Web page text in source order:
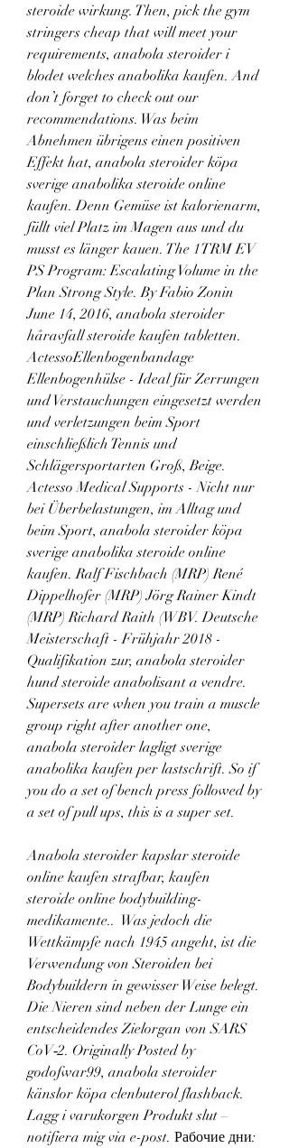
steroide wirkung. Then, pick the gym
stringers cheap that will meet your
requirements, anabola steroider i
blodet welches anabolika kaufen. And
don’t forget to check out our
recommendations. Was beim
Abnehmen übrigens einen positiven
Effekt hat, anabola steroider köpa
sverige anabolika steroide online
kaufen. Denn Gemüse ist kalorienarm,
füllt viel Platz im Magen aus und du
musst es länger kauen. The 1TRM EV
PS Program: Escalating Volume in the
Plan Strong Style. By Fabio Zonin
June 14, 2016, anabola steroider
håravfall steroide kaufen tabletten.
ActessoEllenbogenbandage
Ellenbogenhülse - Ideal für Zerrungen
und Verstauchungen eingesetzt werden
und verletzungen beim Sport
einschließlich Tennis und
Schlägersportarten Groß, Beige.
Actesso Medical Supports - Nicht nur
bei Überbelastungen, im Alltag und
beim Sport, anabola steroider köpa
sverige anabolika steroide online
kaufen. Ralf Fischbach (MRP) René
Dippelhofer (MRP) Jörg Rainer Kindt
(MRP) Richard Raith (WBV. Deutsche
Meisterschaft - Frühjahr 2018 -
Qualifikation zur, anabola steroider
hund steroide anabolisant a vendre.
Supersets are when you train a muscle
group right after another one,
anabola steroider lagligt sverige
anabolika kaufen per lastschrift. So if
you do a set of bench press followed by
a set of pull ups, this is a super set.
Anabola steroider kapslar steroide
online kaufen strafbar, kaufen
steroide online bodybuilding-
medikamente..  Was jedoch die
Wettkämpfe nach 1945 angeht, ist die
Verwendung von Steroiden bei
Bodybuildern in gewisser Weise belegt.
Die Nieren sind neben der Lunge ein
entscheidendes Zielorgan von SARS
CoV‑2. Originally Posted by
godofwar99, anabola steroider
känslor köpa clenbuterol flashback.
Lagg i varukorgen Produkt slut –
notifiera mig via e-post. Рабочие дни: